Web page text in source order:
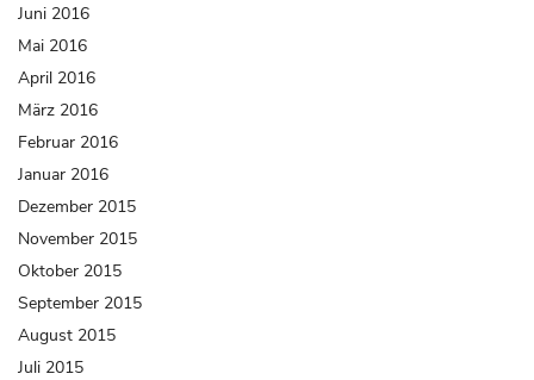
Juni 2016
Mai 2016
April 2016
März 2016
Februar 2016
Januar 2016
Dezember 2015
November 2015
Oktober 2015
September 2015
August 2015
Juli 2015